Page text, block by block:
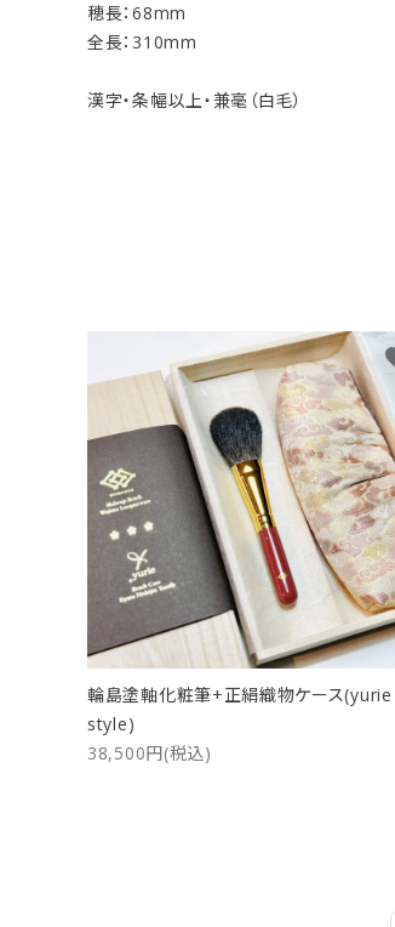
穂長：68mm
全長：310mm
漢字・条幅以上・兼毫（白毛）
輪島塗軸化粧筆+正絹織物ケース(yurie
style)
38,500円(税込)